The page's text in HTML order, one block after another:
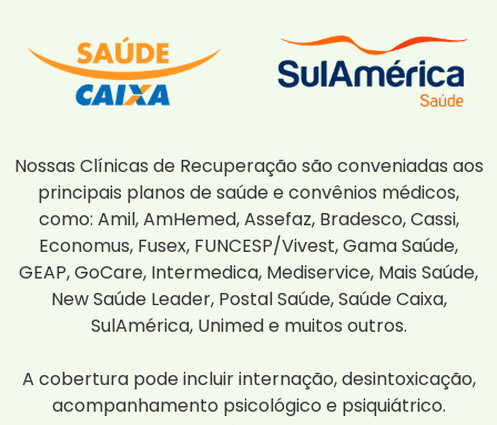
Nossas Clínicas de Recuperação são conveniadas aos
principais planos de saúde e convênios médicos,
como: Amil, AmHemed, Assefaz, Bradesco, Cassi,
Economus, Fusex, FUNCESP/Vivest, Gama Saúde,
GEAP, GoCare, Intermedica, Mediservice, Mais Saúde,
New Saúde Leader, Postal Saúde, Saúde Caixa,
SulAmérica, Unimed e muitos outros.
A cobertura pode incluir internação, desintoxicação,
acompanhamento psicológico e psiquiátrico.